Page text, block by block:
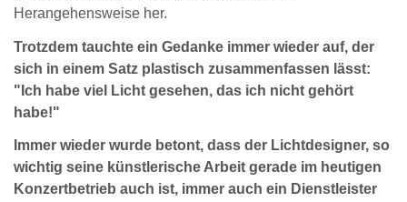
Herangehensweise her.
Trotzdem tauchte ein Gedanke immer wieder auf, der
sich in einem Satz plastisch zusammenfassen lässt:
"Ich habe viel Licht gesehen, das ich nicht gehört
habe!"
Immer wieder wurde betont, dass der Lichtdesigner, so
wichtig seine künstlerische Arbeit gerade im heutigen
Konzertbetrieb auch ist, immer auch ein Dienstleister